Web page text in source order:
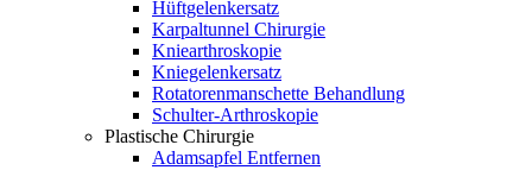
Hüftgelenkersatz
Karpaltunnel Chirurgie
Kniearthroskopie
Kniegelenkersatz
Rotatorenmanschette Behandlung
Schulter-Arthroskopie
Plastische Chirurgie
Adamsapfel Entfernen